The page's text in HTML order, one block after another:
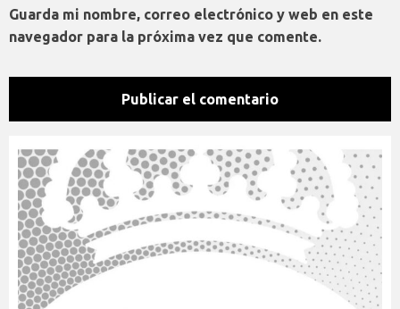
Guarda mi nombre, correo electrónico y web en este
navegador para la próxima vez que comente.